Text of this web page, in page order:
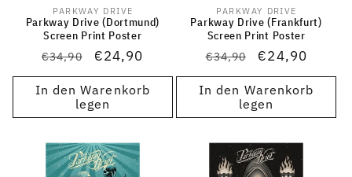
Anbieter:
PARKWAY DRIVE
Parkway Drive (Dortmund)
Screen Print Poster
Normaler
Preis
€34,90 Verkaufspreis
€24,90
In den Warenkorb
legen
Anbieter:
PARKWAY DRIVE
Parkway Drive (Frankfurt)
Screen Print Poster
Normaler
Preis
€34,90 Verkaufspreis
€24,90
In den Warenkorb
legen